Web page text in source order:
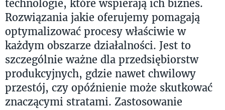
technologie, które wspierają ich biznes.
Rozwiązania jakie oferujemy pomagają
optymalizować procesy właściwie w
każdym obszarze działalności. Jest to
szczególnie ważne dla przedsiębiorstw
produkcyjnych, gdzie nawet chwilowy
przestój, czy opóźnienie może skutkować
znaczącymi stratami. Zastosowanie